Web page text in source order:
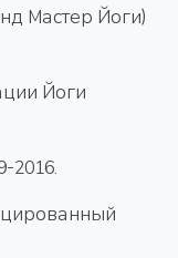
Мастер Йоги)
Йоги
2016.